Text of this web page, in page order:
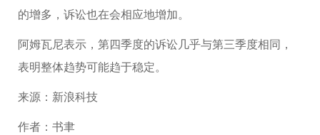
的增多，诉讼也在会相应地增加。
阿姆瓦尼表示，第四季度的诉讼几乎与第三季度相同，
表明整体趋势可能趋于稳定。
来源：新浪科技
作者：书聿